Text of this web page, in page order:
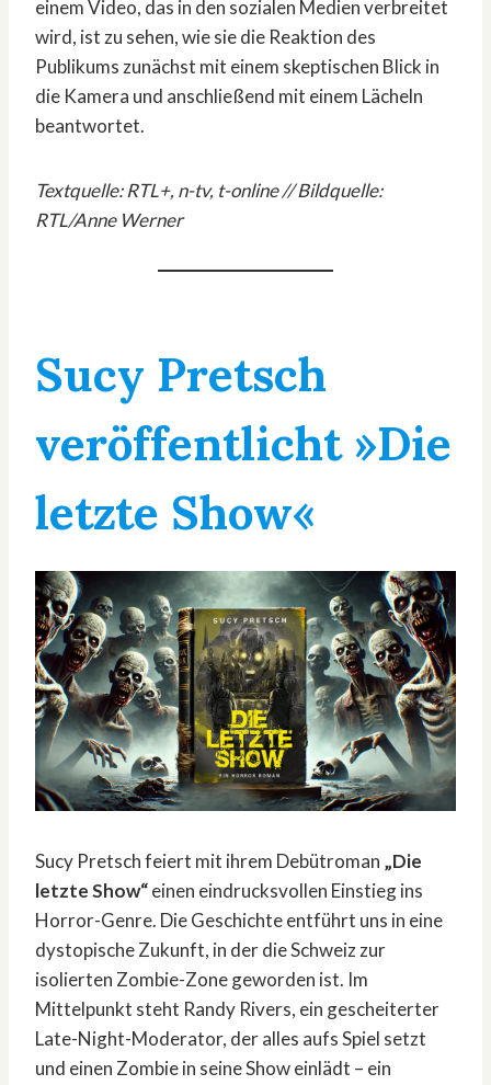
einem Video, das in den sozialen Medien verbreitet
wird, ist zu sehen, wie sie die Reaktion des
Publikums zunächst mit einem skeptischen Blick in
die Kamera und anschließend mit einem Lächeln
beantwortet.
Textquelle: RTL+, n-tv, t-online // Bildquelle:
RTL/Anne Werner
Sucy Pretsch
veröffentlicht »Die
letzte Show«
Sucy Pretsch feiert mit ihrem Debütroman „Die
letzte Show“einen eindrucksvollen Einstieg ins
Horror-Genre. Die Geschichte entführt uns in eine
dystopische Zukunft, in der die Schweiz zur
isolierten Zombie-Zone geworden ist. Im
Mittelpunkt steht Randy Rivers, ein gescheiterter
Late-Night-Moderator, der alles aufs Spiel setzt
und einen Zombie in seine Show einlädt – ein